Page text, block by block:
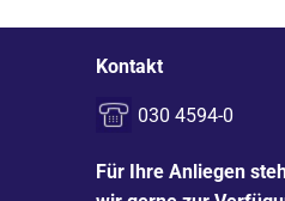
Kontakt
030 4594-0
Für Ihre Anliegen